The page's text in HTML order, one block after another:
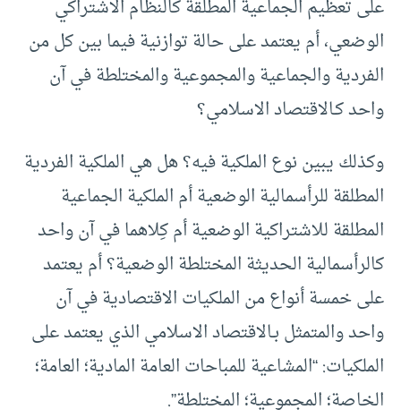
على تعظيم الجماعية المطلقة كالنظام الاشتراكي
الوضعي، أم يعتمد على حالة توازنية فيما بين كل من
الفردية والجماعية والمجموعية والمختلطة في آن
واحد كـالاقتصاد الاسلامي؟
وكذلك يبين نوع الملكية فيه؟ هل هي الملكية الفردية
المطلقة للرأسمالية الوضعية أم الملكية الجماعية
المطلقة للاشتراكية الوضعية أم كِلاهما في آن واحد
كالرأسمالية الحديثة المختلطة الوضعية؟ أم يعتمد
على خمسة أنواع من الملكيات الاقتصادية في آن
واحد والمتمثل بـالاقتصاد الاسلامي الذي يعتمد على
الملكيات: “المشاعية للمباحات العامة المادية؛ العامة؛
الخاصة؛ المجموعية؛ المختلطة”.